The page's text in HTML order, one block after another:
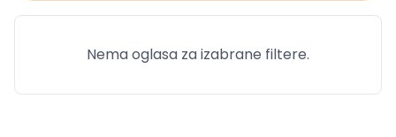
Nema oglasa za izabrane filtere.